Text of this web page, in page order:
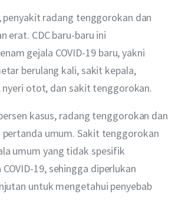
penyakit radang tenggorokan dan
erat. CDC baru-baru ini
gejala COVID-19 baru, yakni
berulang kali, sakit kepala,
nyeri otot, dan sakit tenggorokan.
kasus, radang tenggorokan dan
umum. Sakit tenggorokan
umum yang tidak spesifik
19, sehingga diperlukan
untuk mengetahui penyebab